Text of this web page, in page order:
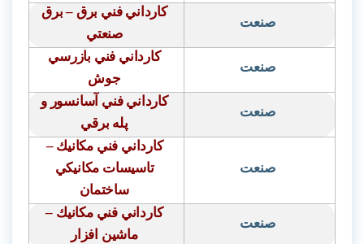
صنعت
كارداني فني برق – برق
صنعتي
صنعت
كارداني فني بازرسي
جوش
صنعت
كارداني فني آسانسور و
پله برقي
صنعت
كارداني فني مكانيك –
تاسيسات مكانيكي
ساختمان
صنعت
كارداني فني مكانيك –
ماشين افزار